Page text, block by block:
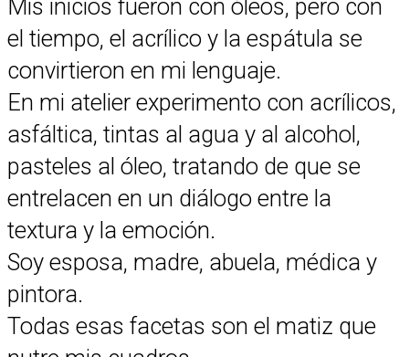
Mis inicios fueron con óleos, pero con
el tiempo, el acrílico y la espátula se
convirtieron en mi lenguaje.
En mi atelier experimento con acrílicos,
asfáltica, tintas al agua y al alcohol,
pasteles al óleo, tratando de que se
entrelacen en un diálogo entre la
textura y la emoción.
Soy esposa, madre, abuela, médica y
pintora.
Todas esas facetas son el matiz que